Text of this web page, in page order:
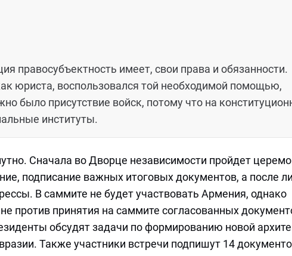
правосубъектность имеет, свои права и обязанности.
юриста, воспользовался той необходимой помощью,
было присутствие войск, потому что на
институты.
Сначала во Дворце независимости пройдет
подписание важных итоговых документов, а после
В саммите не будет участвовать Армения, однако
против принятия на саммите согласованных
обсудят задачи по формированию новой
Также участники встречи подпишут 14